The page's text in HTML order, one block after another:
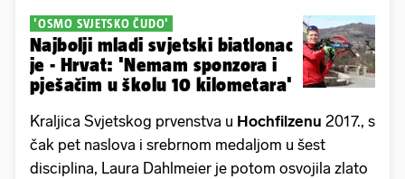
'OSMO SVJETSKO ČUDO'
Najbolji mladi svjetski biatlonac
je - Hrvat: 'Nemam sponzora i
pješačim u školu 10 kilometara'
Kraljica Svjetskog prvenstva u Hochfilzenu 2017., s
čak pet naslova i srebrnom medaljom u šest
disciplina, Laura Dahlmeier je potom osvojila zlato